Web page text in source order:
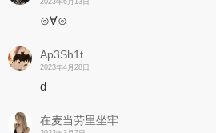
2023年6月13日
⊙∀⊙
Ap3Sh1t
2023年4月28日
d
在麦当劳里坐牢